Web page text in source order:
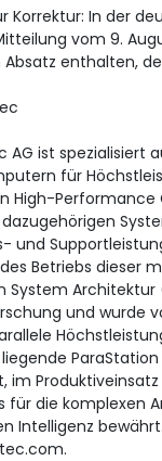
Korrektur: In der
vom 9.
enthalten,
AG ist spezialisiert
für
High-
und
Betriebs dieser
System Architektur
und wurde
im
für die komplexen
Intelligenz